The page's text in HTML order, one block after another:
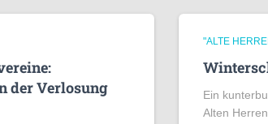
der Verlosung
"ALTE
Ein
Alten